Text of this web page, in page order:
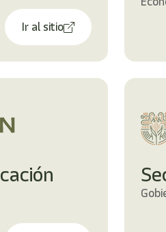
Ir al sitio